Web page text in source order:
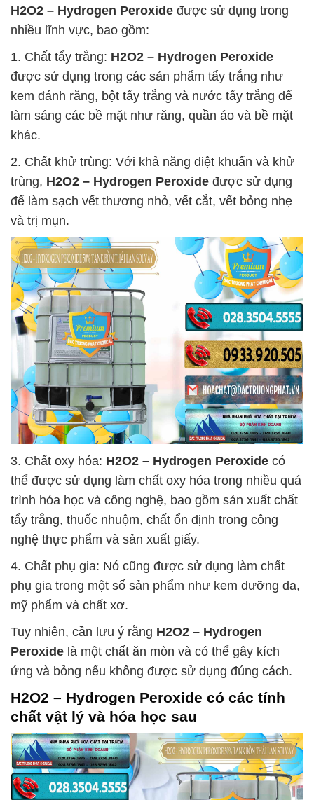
H2O2 – Hydrogen Peroxide được sử dụng trong
nhiều lĩnh vực, bao gồm:
1. Chất tẩy trắng: H2O2 – Hydrogen Peroxide
được sử dụng trong các sản phẩm tẩy trắng như
kem đánh răng, bột tẩy trắng và nước tẩy trắng để
làm sáng các bề mặt như răng, quần áo và bề mặt
khác.
2. Chất khử trùng: Với khả năng diệt khuẩn và khử
trùng, H2O2 – Hydrogen Peroxide được sử dụng
để làm sạch vết thương nhỏ, vết cắt, vết bỏng nhẹ
và trị mụn.
3. Chất oxy hóa: H2O2 – Hydrogen Peroxide có
thể được sử dụng làm chất oxy hóa trong nhiều quá
trình hóa học và công nghệ, bao gồm sản xuất chất
tẩy trắng, thuốc nhuộm, chất ổn định trong công
nghệ thực phẩm và sản xuất giấy.
4. Chất phụ gia: Nó cũng được sử dụng làm chất
phụ gia trong một số sản phẩm như kem dưỡng da,
mỹ phẩm và chất xơ.
Tuy nhiên, cần lưu ý rằng H2O2 – Hydrogen
Peroxide là một chất ăn mòn và có thể gây kích
ứng và bỏng nếu không được sử dụng đúng cách.
H2O2 – Hydrogen Peroxide có các tính
chất vật lý và hóa học sau